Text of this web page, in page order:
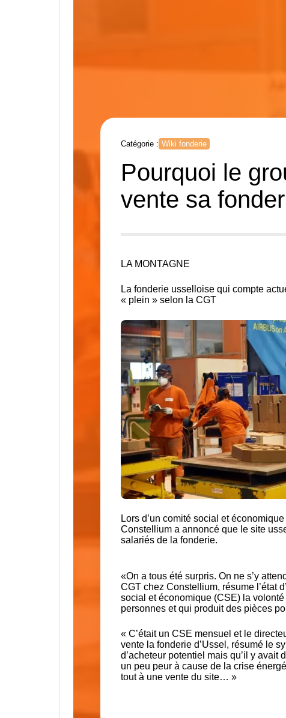
Catégorie : Wiki fonderie
Pourquoi le
vente sa
LA MONTAGNE
La fonderie usselloise qui compte
« plein » selon la CGT
Lors d’un comité social et
Constellium a annoncé que le site
salariés de la fonderie.
«On a tous été surpris. On ne s’y
CGT chez Constellium, résume l’état
social et économique (CSE) la
personnes et qui produit des pièces
« C’était un CSE mensuel et le
vente la fonderie d’Ussel, résumé le
d’acheteur potentiel mais qu’il y
un peu peur à cause de la crise
tout à une vente du site… »